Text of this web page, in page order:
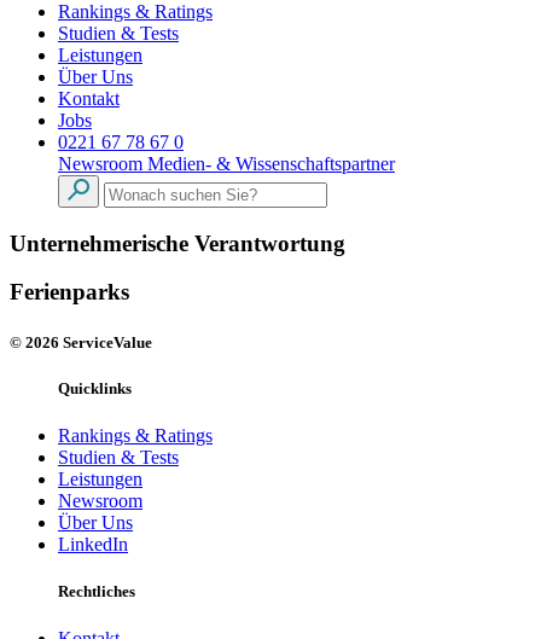
Rankings & Ratings
Studien & Tests
Leistungen
Über Uns
Kontakt
Jobs
0221 67 78 67 0
Newsroom Medien- & Wissenschaftspartner
Unternehmerische Verantwortung
Ferienparks
© 2026 ServiceValue
Quicklinks
Rankings & Ratings
Studien & Tests
Leistungen
Newsroom
Über Uns
LinkedIn
Rechtliches